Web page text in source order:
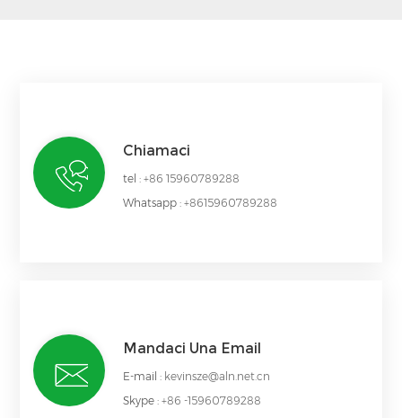
Chiamaci
tel :+86 15960789288
Whatsapp :+8615960789288
Mandaci Una Email
E-mail : kevinsze@aln.net.cn
Skype :+86 -15960789288